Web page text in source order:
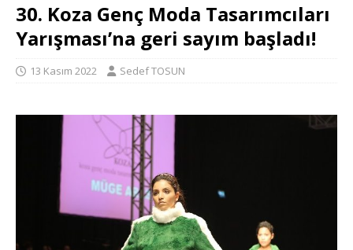
30. Koza Genç Moda Tasarımcıları
Yarışması’na geri sayım başladı!
13 Kasım 2022 Sedef TOSUN